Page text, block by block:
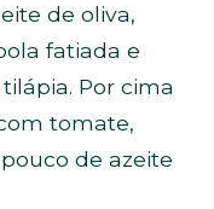
de oliva,
fatiada e
Por cima
tomate,
de azeite